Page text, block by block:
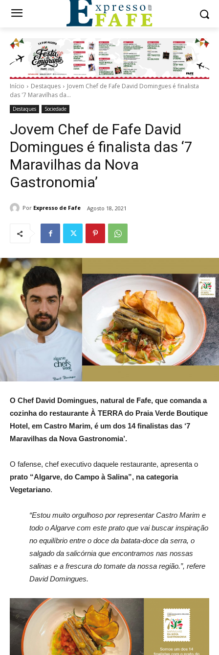
Início Destaques
Jovem Chef de Fafe David Domingues é finalista
das '7 Maravilhas da...
Destaques Sociedade
Jovem Chef de Fafe David
Domingues é finalista das ‘7
Maravilhas da Nova
Gastronomia’
Por Expresso de Fafe Agosto 18, 2021
O Chef David Domingues, natural de Fafe, que comanda a
cozinha do restaurante À TERRA do Praia Verde Boutique
Hotel, em Castro Marim, é um dos 14 finalistas das ‘7
Maravilhas da Nova Gastronomia’.
O fafense, chef executivo daquele restaurante, apresenta o
prato “Algarve, do Campo à Salina”, na categoria
Vegetariano.
“Estou muito orgulhoso por representar Castro Marim e
todo o Algarve com este prato que vai buscar inspiração
no equilíbrio entre o doce da batata-doce da serra, o
salgado da salicórnia que encontramos nas nossas
salinas e a frescura do tomate da nossa região.”, refere
David Domingues.